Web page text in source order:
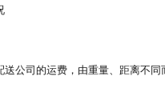
公司的运费，由重量、距离不同